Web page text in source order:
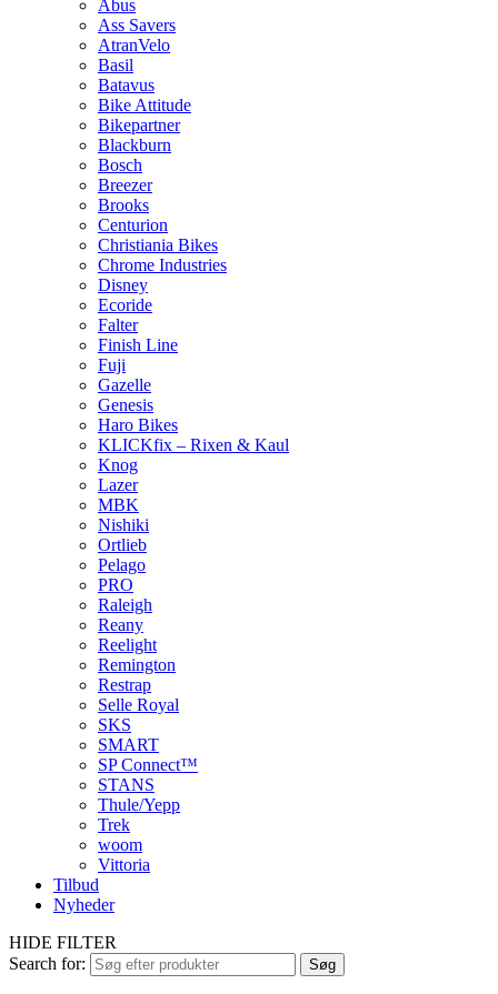
Abus
Ass Savers
AtranVelo
Basil
Batavus
Bike Attitude
Bikepartner
Blackburn
Bosch
Breezer
Brooks
Centurion
Christiania Bikes
Chrome Industries
Disney
Ecoride
Falter
Finish Line
Fuji
Gazelle
Genesis
Haro Bikes
KLICKfix – Rixen & Kaul
Knog
Lazer
MBK
Nishiki
Ortlieb
Pelago
PRO
Raleigh
Reany
Reelight
Remington
Restrap
Selle Royal
SKS
SMART
SP Connect™
STANS
Thule/Yepp
Trek
woom
Vittoria
Tilbud
Nyheder
HIDE FILTER
Search for:
Søg